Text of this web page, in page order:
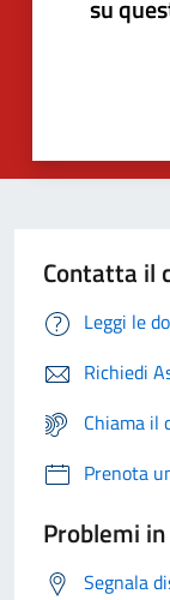
su
Contatta il
Leggi le
Richiedi
Chiama il
Prenota
Problemi
Segnala